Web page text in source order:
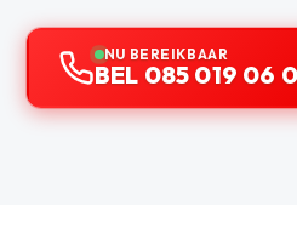
NU BEREIKBAAR
BEL 085 019 06